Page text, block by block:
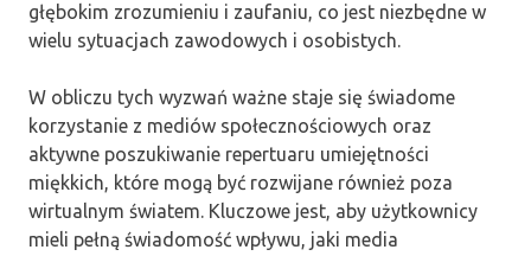
głębokim zrozumieniu i zaufaniu, co jest niezbędne w
wielu sytuacjach zawodowych i osobistych.
W obliczu tych wyzwań ważne staje się świadome
korzystanie z mediów społecznościowych oraz
aktywne poszukiwanie repertuaru umiejętności
miękkich, które mogą być rozwijane również poza
wirtualnym światem. Kluczowe jest, aby użytkownicy
mieli pełną świadomość wpływu, jaki media